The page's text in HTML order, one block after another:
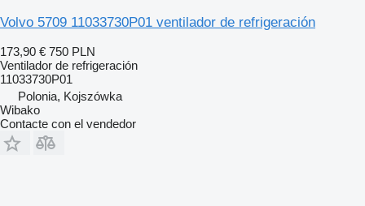
Volvo 5709 11033730P01 ventilador de refrigeración
173,90 € 750 PLN
Ventilador de refrigeración
11033730P01
Polonia, Kojszówka
Wibako
Contacte con el vendedor